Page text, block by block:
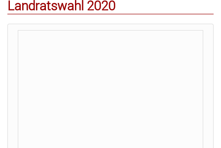
Landratswahl 2020